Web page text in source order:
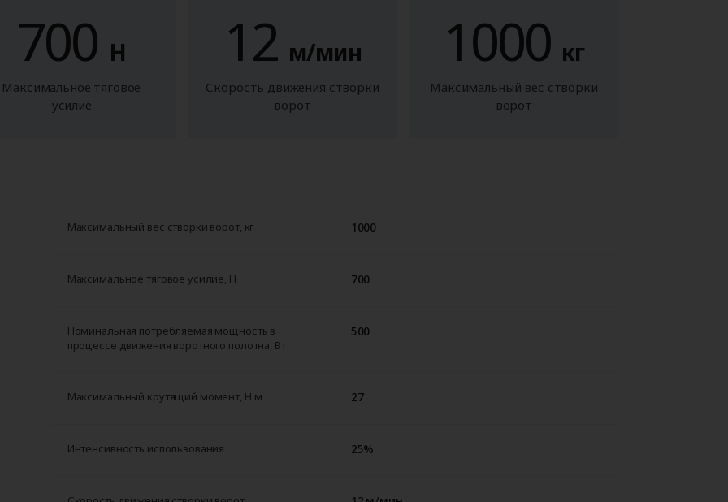
700 Н
Максимальное тяговое
усилие
12 м/мин
Скорость движения створки
ворот
1000 кг
Максимальный вес створки
ворот
Максимальный вес створки ворот, кг 1000
Максимальное тяговое усилие, H 700
Номинальная потребляемая мощность в
процессе движения воротного полотна, Вт
500
Максимальный крутящий момент, Н·м 27
Интенсивность использования 25%